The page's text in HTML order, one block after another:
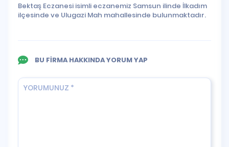
Bektaş Eczanesi isimli eczanemiz Samsun ilinde İlkadım
ilçesinde ve Ulugazi Mah mahallesinde bulunmaktadır.
BU FİRMA HAKKINDA YORUM YAP